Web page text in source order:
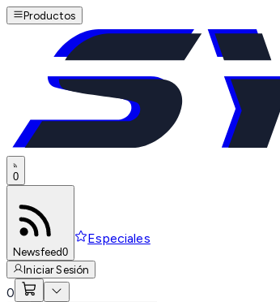
Productos
0
Newsfeed0
Especiales
Iniciar Sesión
0